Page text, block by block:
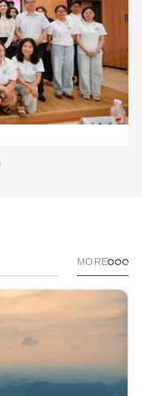
MORE